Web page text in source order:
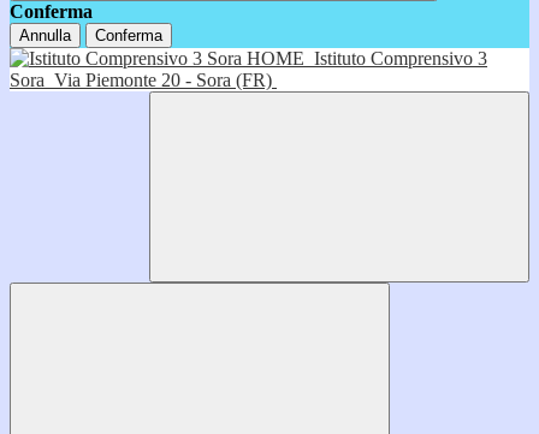
Conferma
Annulla Conferma
HOME Istituto Comprensivo 3
Sora Via Piemonte 20 - Sora (FR)